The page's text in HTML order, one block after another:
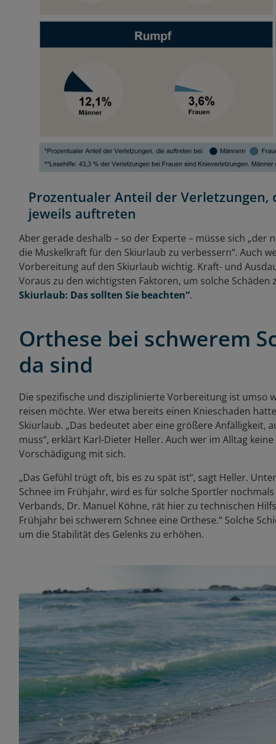
Prozentualer Anteil der Verletzungen,
jeweils auftreten
Aber gerade deshalb – so der Experte – müsse sich
die Muskelkraft für den Skiurlaub zu verbessern“. Auch
Vorbereitung auf den Skiurlaub wichtig. Kraft- und
Voraus zu den wichtigsten Faktoren, um solche
Skiurlaub: Das sollten Sie beachten“.
Orthese bei schwerem
da sind
Die spezifische und disziplinierte Vorbereitung ist umso
reisen möchte. Wer etwa bereits einen Knieschaden
Skiurlaub. „Das bedeutet aber eine größere
muss“, erklärt Karl-Dieter Heller. Auch wer im Alltag
Vorschädigung mit sich.
„Das Gefühl trügt oft, bis es zu spät ist“, sagt Heller.
Schnee im Frühjahr, wird es für solche Sportler
Verbands, Dr. Manuel Köhne, rät hier zu technischen
Frühjahr bei schwerem Schnee eine Orthese.“ Solche
um die Stabilität des Gelenks zu erhöhen.